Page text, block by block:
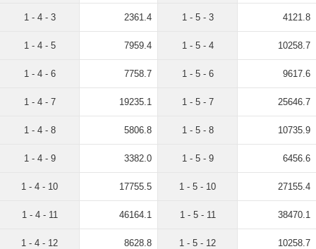
1 - 4 - 3 2361.4
1 - 4 - 5 7959.4
1 - 4 - 6 7758.7
1 - 4 - 7 19235.1
1 - 4 - 8 5806.8
1 - 4 - 9 3382.0
1 - 4 - 10 17755.5
1 - 4 - 11 46164.1
1 - 4 - 12 8628.8
1 - 5 - 3 4121.8
1 - 5 - 4 10258.7
1 - 5 - 6 9617.6
1 - 5 - 7 25646.7
1 - 5 - 8 10735.9
1 - 5 - 9 6456.6
1 - 5 - 10 27155.4
1 - 5 - 11 38470.1
1 - 5 - 12 10258.7